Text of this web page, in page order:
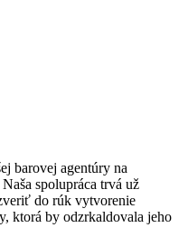
barovej agentúry na
spolupráca trvá už
do rúk vytvorenie
ktorá by odzrkaldovala jeho